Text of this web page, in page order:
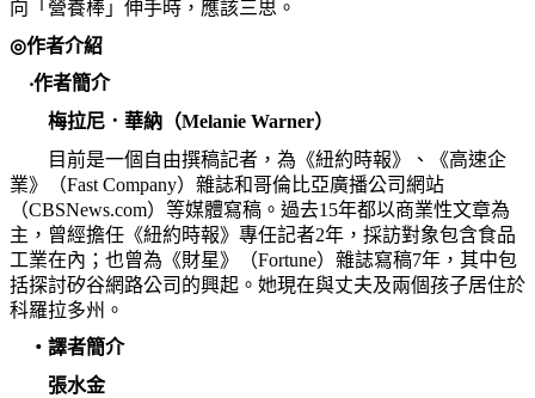
向「營養棒」伸手時，應該三思。
◎作者介紹
‧作者簡介
梅拉尼．華納（Melanie Warner）
目前是一個自由撰稿記者，為《紐約時報》、《高速企
業》（Fast Company）雜誌和哥倫比亞廣播公司網站
（CBSNews.com）等媒體寫稿。過去15年都以商業性文章為
主，曾經擔任《紐約時報》專任記者2年，採訪對象包含食品
工業在內；也曾為《財星》（Fortune）雜誌寫稿7年，其中包
括探討矽谷網路公司的興起。她現在與丈夫及兩個孩子居住於
科羅拉多州。
‧ 譯者簡介
張水金